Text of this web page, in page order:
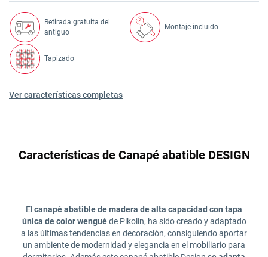
Retirada gratuita del
antiguo
Montaje incluido
Tapizado
Ver características completas
Características de Canapé abatible DESIGN
El canapé abatible de madera de alta capacidad con tapa
única de color wenguéde Pikolin, ha sido creado y adaptado
a las últimas tendencias en decoración, consiguiendo aportar
un ambiente de modernidad y elegancia en el mobiliario para